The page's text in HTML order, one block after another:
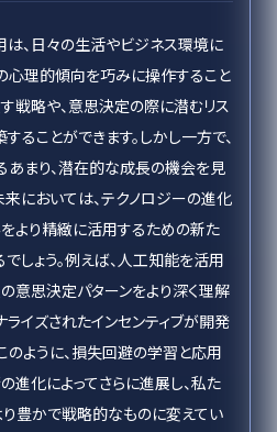
、日々の生活やビジネス環境に
心理的傾向を巧みに操作すること
戦略や、意思決定の際に潜むリス
ることができます。しかし一方で、
まり、潜在的な成長の機会を見
来においては、テクノロジーの進化
より精緻に活用するための新た
しょう。例えば、人工知能を活用
意思決定パターンをより深く理解
ライズされたインセンティブが開発
のように、損失回避の学習と応用
進化によってさらに進展し、私た
豊かで戦略的なものに変えてい